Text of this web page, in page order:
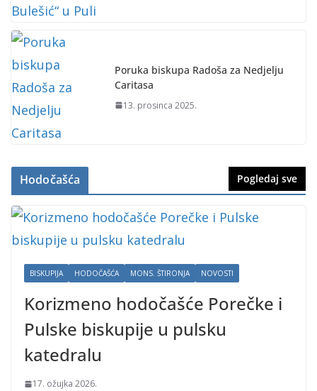
Poruka biskupa Radoša za Nedjelju
Caritasa
13. prosinca 2025.
Hodočašća Pogledaj sve
BISKUPIJA HODOČAŠĆA MONS. ŠTIRONJA NOVOSTI
Korizmeno hodočašće Porečke i
Pulske biskupije u pulsku
katedralu
17. ožujka 2026.